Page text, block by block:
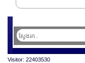
Visitor: 22403530